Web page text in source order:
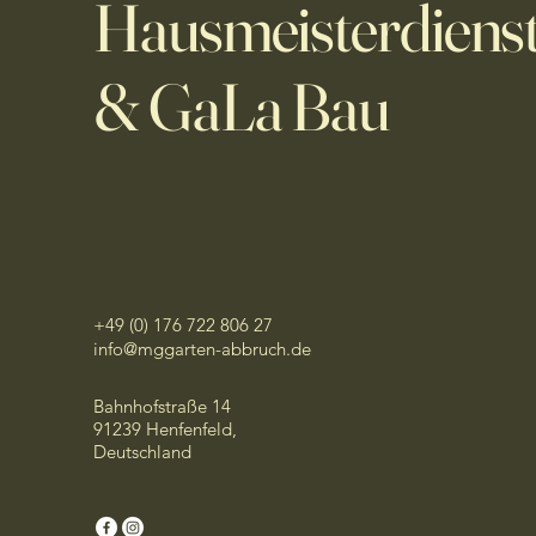
& GaLa Bau
+49 (0) 176 722 806 27
info@mggarten-abbruch.de
Bahnhofstraße 14
91239 Henfenfeld,
Deutschland